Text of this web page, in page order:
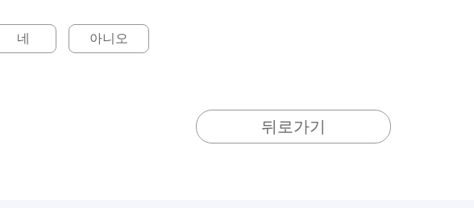
네 아니오
뒤로가기